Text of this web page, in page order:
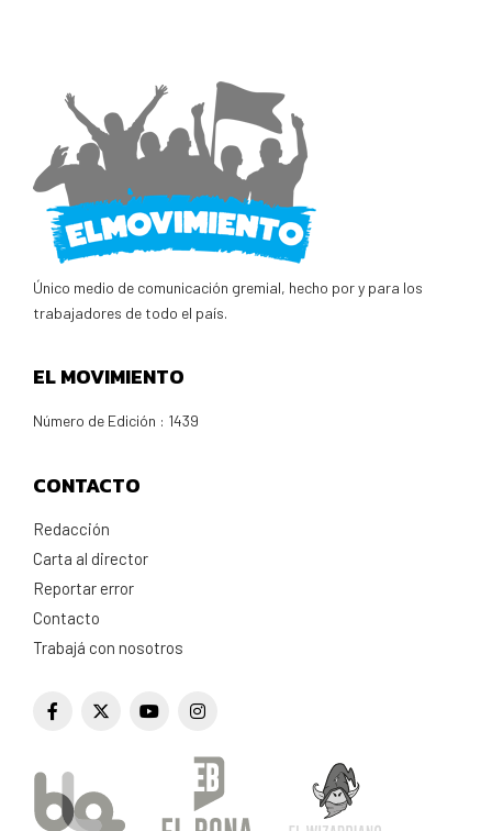
Único medio de comunicación gremial, hecho por y para los
trabajadores de todo el país.
EL MOVIMIENTO
Número de Edición : 1439
CONTACTO
Redacción
Carta al director
Reportar error
Contacto
Trabajá con nosotros